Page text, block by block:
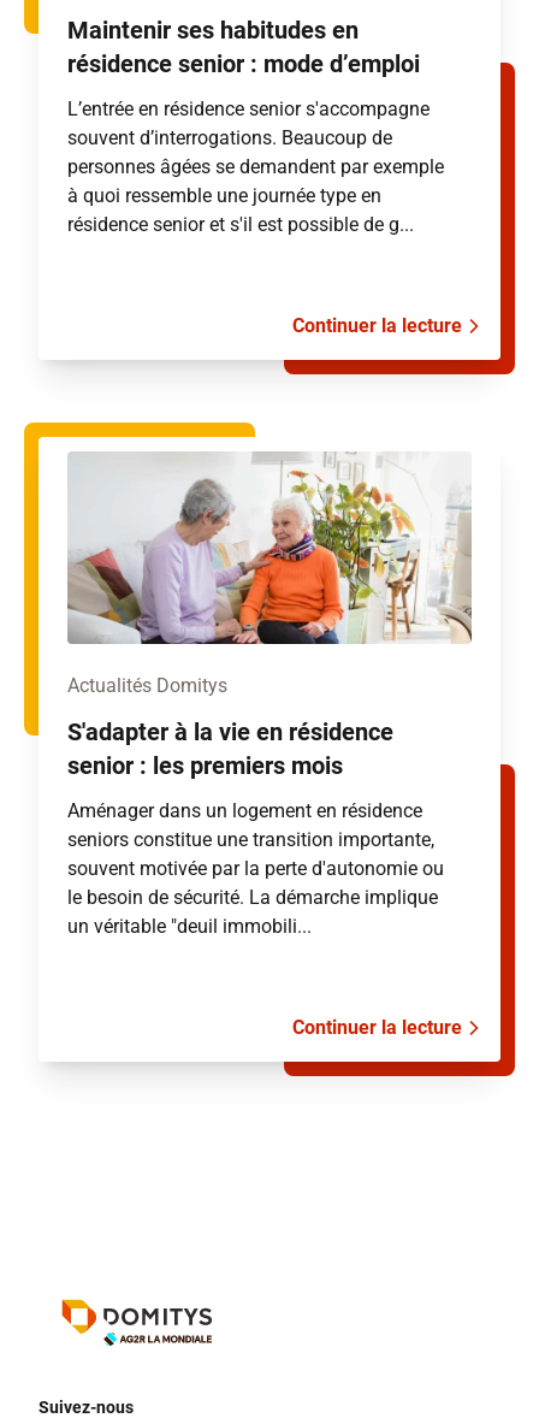
Maintenir ses habitudes en
résidence senior : mode d’emploi
L’entrée en résidence senior s'accompagne
souvent d’interrogations. Beaucoup de
personnes âgées se demandent par exemple
à quoi ressemble une journée type en
résidence senior et s'il est possible de g...
Continuer la lecture
Actualités Domitys
S'adapter à la vie en résidence
senior : les premiers mois
Aménager dans un logement en résidence
seniors constitue une transition importante,
souvent motivée par la perte d'autonomie ou
le besoin de sécurité. La démarche implique
un véritable "deuil immobili...
Continuer la lecture
Suivez-nous